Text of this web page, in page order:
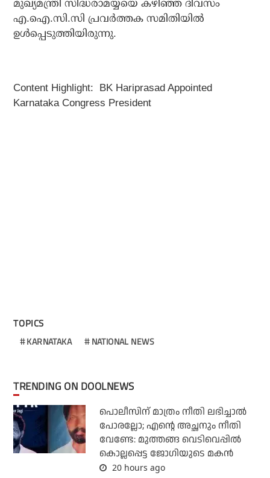
മുഖ്യമന്ത്രി സിദ്ധരാമയ്യയെ കഴിഞ്ഞ ദിവസം
എ.ഐ.സി.സി പ്രവർത്തക സമിതിയിൽ
ഉൾപ്പെടുത്തിയിരുന്നു.
Content Highlight: BK Hariprasad Appointed
Karnataka Congress President
TOPICS
KARNATAKA NATIONAL NEWS
TRENDING ON DOOLNEWS
പൊലീസിന് മാത്രം നീതി ലഭിച്ചാല്‍
പോരല്ലോ; എന്റെ അച്ഛനും നീതി
വേണ്ടേ: മുത്തങ്ങ വെടിവെപ്പില്‍
കൊല്ലപ്പെട്ട ജോഗിയുടെ മകന്‍
20 hours ago